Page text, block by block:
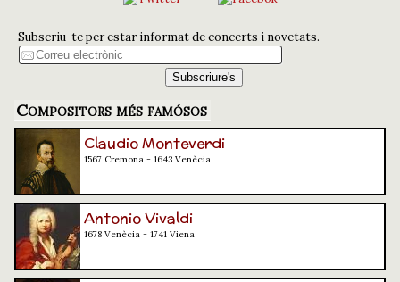
Subscriu-te per estar informat de concerts i novetats.
Compositors més famósos
Claudio Monteverdi
1567 Cremona - 1643 Venècia
Antonio Vivaldi
1678 Venècia - 1741 Viena